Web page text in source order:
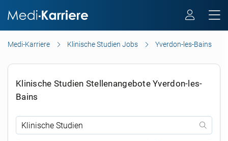
Medi-Karriere Klinische Studien Jobs Yverdon-les-Bains
Klinische Studien Stellenangebote Yverdon-les-
Bains